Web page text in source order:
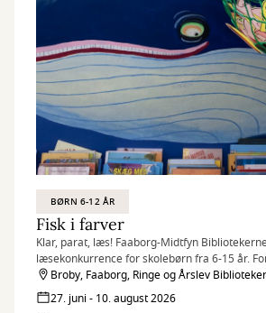
BØRN 6-12 ÅR
Fisk i farver
Klar, parat, læs! Faaborg-Midtfyn
læsekonkurrence for skolebørn fra 6-15 år.
læsetid!
Broby, Faaborg, Ringe og Årslev
27. juni - 10. august 2026